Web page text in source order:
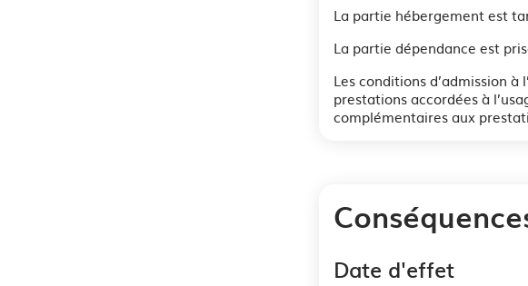
La partie hébergement est
La partie dépendance est
Les conditions d’admission
prestations accordées à
complémentaires aux
Date d'effet